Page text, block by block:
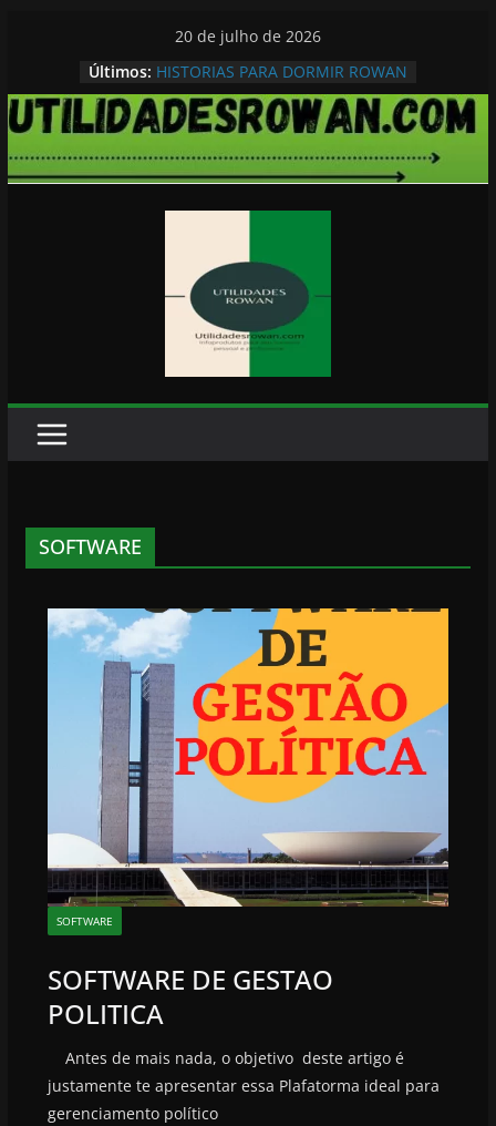
conteúdo
20 de julho de 2026
Últimos: HISTORIAS PARA DORMIR ROWAN
SOFTWARE
SOFTWARE
SOFTWARE DE GESTAO
POLITICA
Antes de mais nada, o objetivo deste artigo é
justamente te apresentar essa Plafatorma ideal para
gerenciamento político